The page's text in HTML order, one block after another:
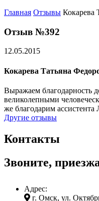
Главная Отзывы Кокарева
Отзыв №392
12.05.2015
Кокарева Татьяна
Выражаем благодарность
великолепными
же благодарим
Другие отзывы
Контакты
Звоните,
Адрес:
г. Омск, ул.